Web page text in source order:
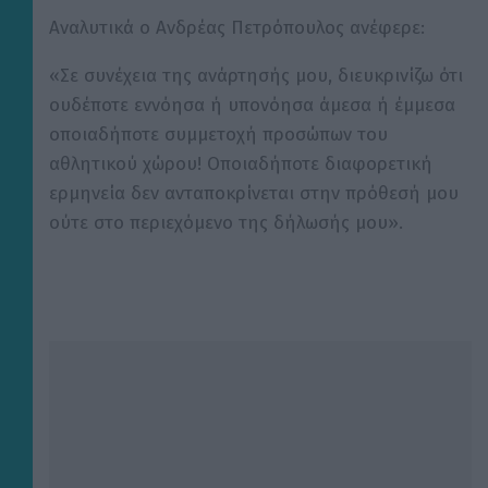
y
V
i
d
Αναλυτικά ο Ανδρέας Πετρόπουλος ανέφερε:
«Σε συνέχεια της ανάρτησής μου, διευκρινίζω ότι
ουδέποτε εννόησα ή υπονόησα άμεσα ή έμμεσα
οποιαδήποτε συμμετοχή προσώπων του
αθλητικού χώρου! Οποιαδήποτε διαφορετική
ερμηνεία δεν ανταποκρίνεται στην πρόθεσή μου
ούτε στο περιεχόμενο της δήλωσής μου».